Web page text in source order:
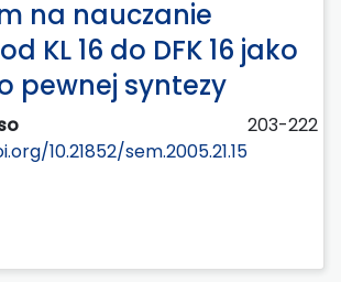
na nauczanie
KL 16 do DFK 16 jako
pewnej syntezy
203-222
10.21852/sem.2005.21.15